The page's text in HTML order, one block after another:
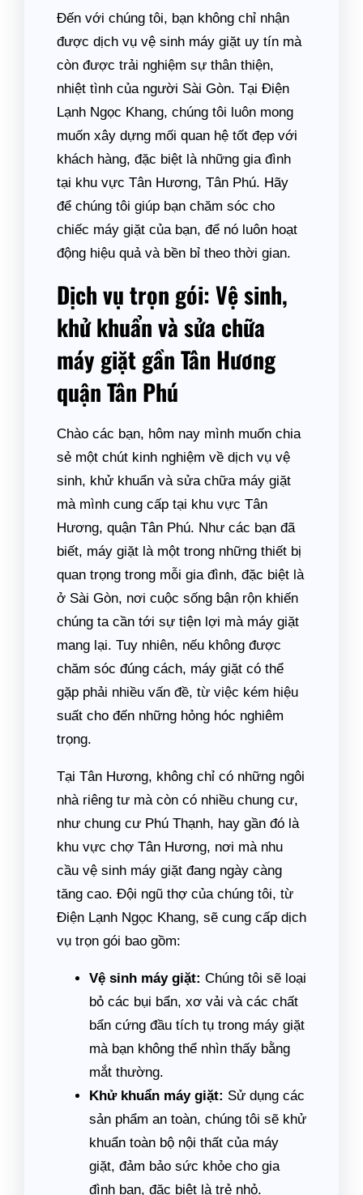
Đến với chúng tôi, bạn không chỉ nhận
được dịch vụ vệ sinh máy giặt uy tín mà
còn được trải nghiệm sự thân thiện,
nhiệt tình của người Sài Gòn. Tại Điện
Lạnh Ngọc Khang, chúng tôi luôn mong
muốn xây dựng mối quan hệ tốt đẹp với
khách hàng, đặc biệt là những gia đình
tại khu vực Tân Hương, Tân Phú. Hãy
để chúng tôi giúp bạn chăm sóc cho
chiếc máy giặt của bạn, để nó luôn hoạt
động hiệu quả và bền bỉ theo thời gian.
Dịch vụ trọn gói: Vệ sinh,
khử khuẩn và sửa chữa
máy giặt gần Tân Hương
quận Tân Phú
Chào các bạn, hôm nay mình muốn chia
sẻ một chút kinh nghiệm về dịch vụ vệ
sinh, khử khuẩn và sửa chữa máy giặt
mà mình cung cấp tại khu vực Tân
Hương, quận Tân Phú. Như các bạn đã
biết, máy giặt là một trong những thiết bị
quan trọng trong mỗi gia đình, đặc biệt là
ở Sài Gòn, nơi cuộc sống bận rộn khiến
chúng ta cần tới sự tiện lợi mà máy giặt
mang lại. Tuy nhiên, nếu không được
chăm sóc đúng cách, máy giặt có thể
gặp phải nhiều vấn đề, từ việc kém hiệu
suất cho đến những hỏng hóc nghiêm
trọng.
Tại Tân Hương, không chỉ có những ngôi
nhà riêng tư mà còn có nhiều chung cư,
như chung cư Phú Thạnh, hay gần đó là
khu vực chợ Tân Hương, nơi mà nhu
cầu vệ sinh máy giặt đang ngày càng
tăng cao. Đội ngũ thợ của chúng tôi, từ
Điện Lạnh Ngọc Khang, sẽ cung cấp dịch
vụ trọn gói bao gồm:
Vệ sinh máy giặt: Chúng tôi sẽ loại
bỏ các bụi bẩn, xơ vải và các chất
bẩn cứng đầu tích tụ trong máy giặt
mà bạn không thể nhìn thấy bằng
mắt thường.
Khử khuẩn máy giặt: Sử dụng các
sản phẩm an toàn, chúng tôi sẽ khử
khuẩn toàn bộ nội thất của máy
giặt, đảm bảo sức khỏe cho gia
đình bạn, đặc biệt là trẻ nhỏ.